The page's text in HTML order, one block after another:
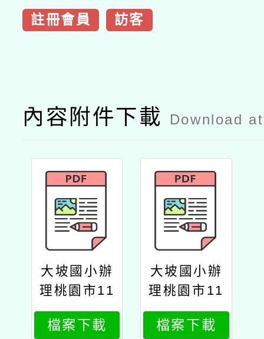
註冊會員 訪客
內容附件下載 Download
大坡國小辦
理桃園市11
5年「語文
競賽臺灣客
檔案下載
大坡國小辦
理桃園市11
5年「語文
競賽臺灣客
檔案下載